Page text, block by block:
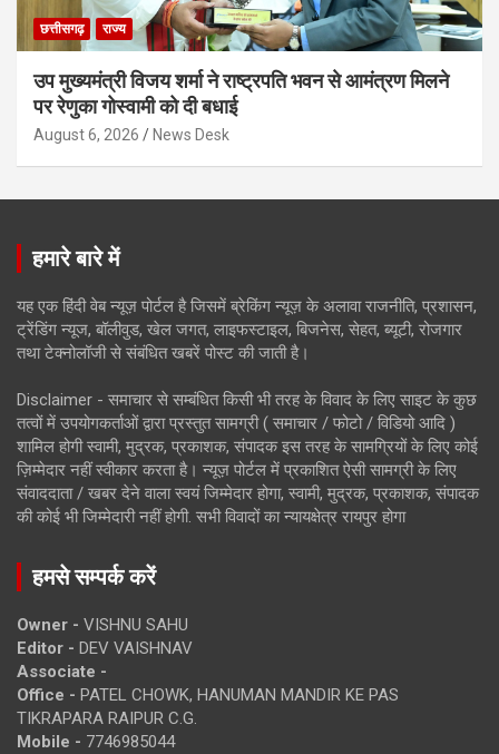
छत्तीसगढ़ राज्य
उप मुख्यमंत्री विजय शर्मा ने राष्ट्रपति भवन से आमंत्रण मिलने
पर रेणुका गोस्वामी को दी बधाई
August 6, 2026 News Desk
हमारे बारे में
यह एक हिंदी वेब न्यूज़ पोर्टल है जिसमें ब्रेकिंग न्यूज़ के अलावा राजनीति, प्रशासन,
ट्रेंडिंग न्यूज, बॉलीवुड, खेल जगत, लाइफस्टाइल, बिजनेस, सेहत, ब्यूटी, रोजगार
तथा टेक्नोलॉजी से संबंधित खबरें पोस्ट की जाती है।
Disclaimer - समाचार से सम्बंधित किसी भी तरह के विवाद के लिए साइट के कुछ
तत्वों में उपयोगकर्ताओं द्वारा प्रस्तुत सामग्री ( समाचार / फोटो / विडियो आदि )
शामिल होगी स्वामी, मुद्रक, प्रकाशक, संपादक इस तरह के सामग्रियों के लिए कोई
ज़िम्मेदार नहीं स्वीकार करता है। न्यूज़ पोर्टल में प्रकाशित ऐसी सामग्री के लिए
संवाददाता / खबर देने वाला स्वयं जिम्मेदार होगा, स्वामी, मुद्रक, प्रकाशक, संपादक
की कोई भी जिम्मेदारी नहीं होगी. सभी विवादों का न्यायक्षेत्र रायपुर होगा
हमसे सम्पर्क करें
Owner - VISHNU SAHU
Editor - DEV VAISHNAV
Associate -
Office - PATEL CHOWK, HANUMAN MANDIR KE PAS
TIKRAPARA RAIPUR C.G.
Mobile - 7746985044